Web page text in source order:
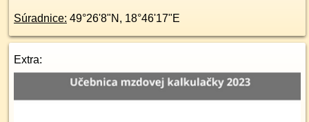
Súradnice: 49°26'8"N , 18°46'17"E
Extra: